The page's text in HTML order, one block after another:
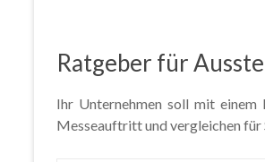
Ratgeber für
Ihr Unternehmen soll mit
Messeauftritt und vergleichen für